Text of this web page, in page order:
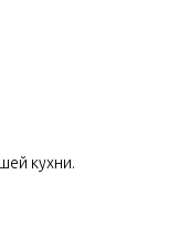
кухни.